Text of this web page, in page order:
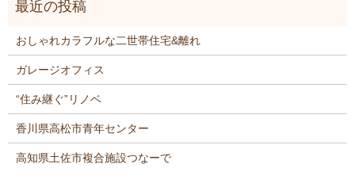
おしゃれカラフルな二世帯住宅&離れ
ガレージオフィス
“住み継ぐ”リノベ
香川県高松市青年センター
高知県土佐市複合施設つなーで